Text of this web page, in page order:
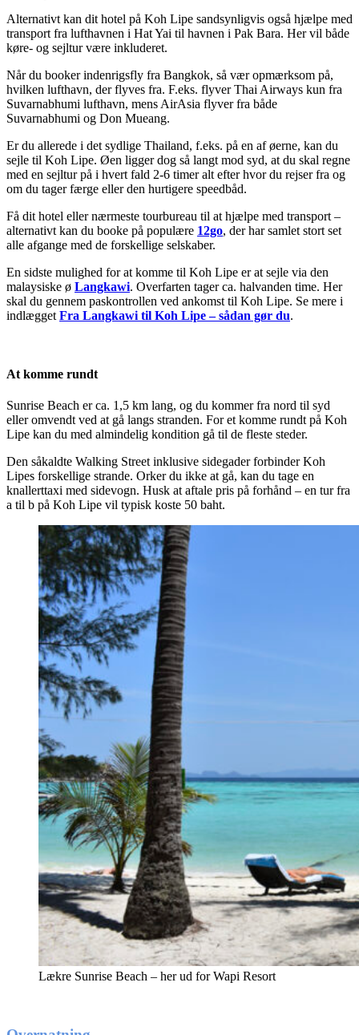
Alternativt kan dit hotel på Koh Lipe sandsynligvis også hjælpe med
transport fra lufthavnen i Hat Yai til havnen i Pak Bara. Her vil både
køre- og sejltur være inkluderet.
Når du booker indenrigsfly fra Bangkok, så vær opmærksom på,
hvilken lufthavn, der flyves fra. F.eks. flyver Thai Airways kun fra
Suvarnabhumi lufthavn, mens AirAsia flyver fra både
Suvarnabhumi og Don Mueang.
Er du allerede i det sydlige Thailand, f.eks. på en af øerne, kan du
sejle til Koh Lipe. Øen ligger dog så langt mod syd, at du skal regne
med en sejltur på i hvert fald 2-6 timer alt efter hvor du rejser fra og
om du tager færge eller den hurtigere speedbåd.
Få dit hotel eller nærmeste tourbureau til at hjælpe med transport –
alternativt kan du booke på populære 12go, der har samlet stort set
alle afgange med de forskellige selskaber.
En sidste mulighed for at komme til Koh Lipe er at sejle via den
malaysiske ø Langkawi. Overfarten tager ca. halvanden time. Her
skal du gennem paskontrollen ved ankomst til Koh Lipe. Se mere i
indlægget Fra Langkawi til Koh Lipe – sådan gør du.
At komme rundt
Sunrise Beach er ca. 1,5 km lang, og du kommer fra nord til syd
eller omvendt ved at gå langs stranden. For et komme rundt på Koh
Lipe kan du med almindelig kondition gå til de fleste steder.
Den såkaldte Walking Street inklusive sidegader forbinder Koh
Lipes forskellige strande. Orker du ikke at gå, kan du tage en
knallerttaxi med sidevogn. Husk at aftale pris på forhånd – en tur fra
a til b på Koh Lipe vil typisk koste 50 baht.
Lækre Sunrise Beach – her ud for Wapi Resort